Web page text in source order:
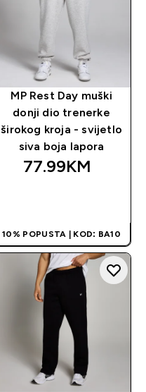
MP Rest Day muški
donji dio trenerke
širokog kroja - svijetlo
siva boja lapora
77.99KM‎
10% POPUSTA | KOD: BA10